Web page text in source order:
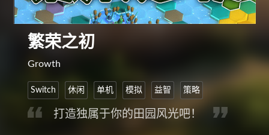
繁荣之初
Growth
Switch 休闲 单机 模拟 益智 策略
打造独属于你的田园风光吧！